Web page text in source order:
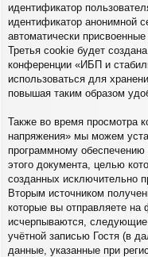
идентификатор
идентификатор анонимной
автоматически
Третья cookie будет
конференции «ИБП и
использоваться для
повышая таким образом
Также во время просмотра
напряжения» мы можем
программному
этого документа, целью
созданных исключительно
Вторым источником
которые вы отправляете
исчерпываются,
учётной записью Гостя (в
данные, указанные при